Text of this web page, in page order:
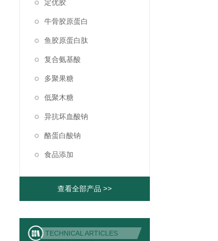
定优胶
牛骨胶原蛋白
鱼胶原蛋白肽
复合氨基酸
多聚果糖
低聚木糖
异抗坏血酸钠
酪蛋白酸钠
食品添加
查看全部产品 >>
TECHNICAL ARTICLES